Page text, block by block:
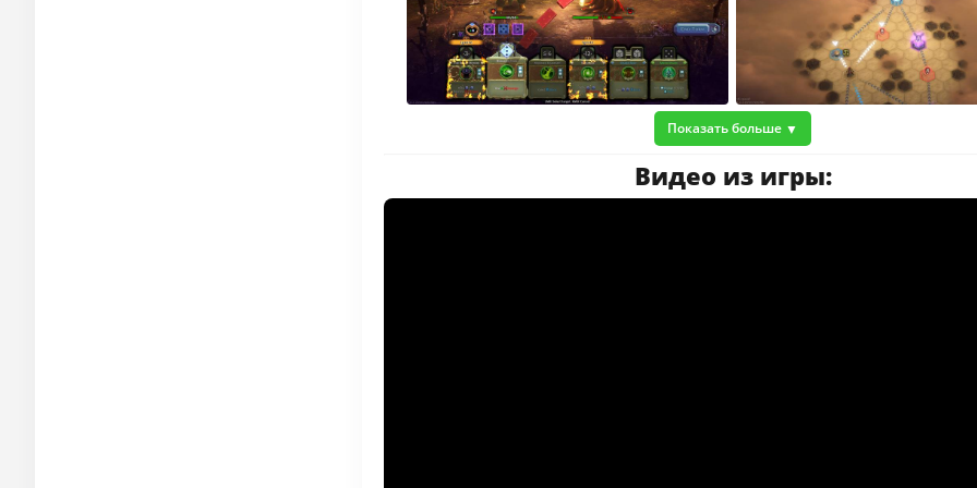
Показать больше
Видео из игры: